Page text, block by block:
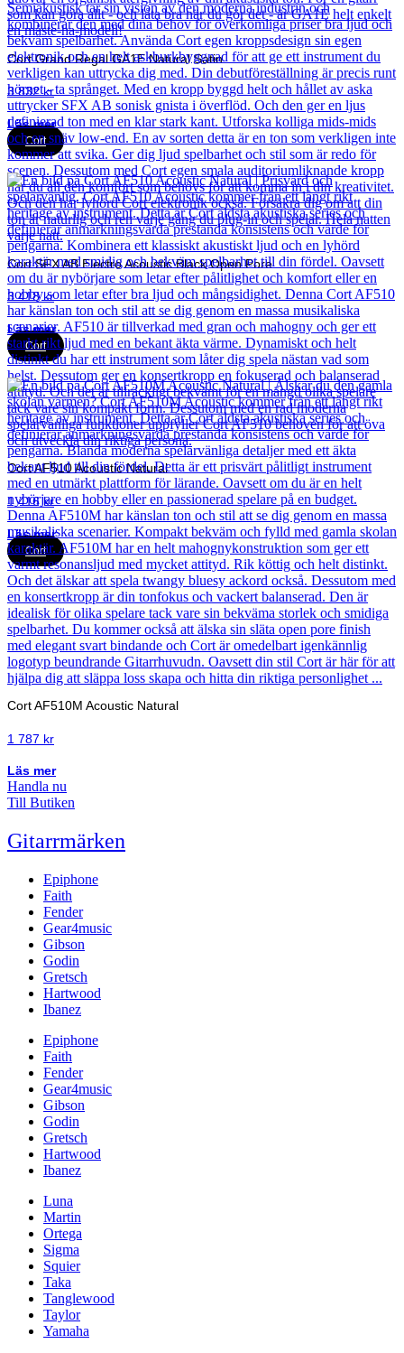
Cort Grand Regal GA1E Natural Satin
3 832kr
Läs mer
Cort
Cort SFX AB Electro Acoustic Black Open Pore
3 418kr
Läs mer
Cort
Cort AF510 Acoustic Natural
1 416kr
Läs mer
Cort
Cort AF510M Acoustic Natural
1 787 kr
Läs mer
Handla nu
Till Butiken
Gitarrmärken
Epiphone
Faith
Fender
Gear4music
Gibson
Godin
Gretsch
Hartwood
Ibanez
Epiphone
Faith
Fender
Gear4music
Gibson
Godin
Gretsch
Hartwood
Ibanez
Luna
Martin
Ortega
Sigma
Squier
Taka
Tanglewood
Taylor
Yamaha